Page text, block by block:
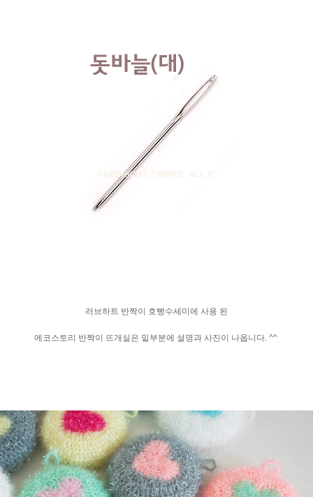
러브하트 반짝이 호빵수세미에 사용 된
에코스토리 반짝이 뜨개실은 밑부분에 설명과 사진이 나옵니다. ^^